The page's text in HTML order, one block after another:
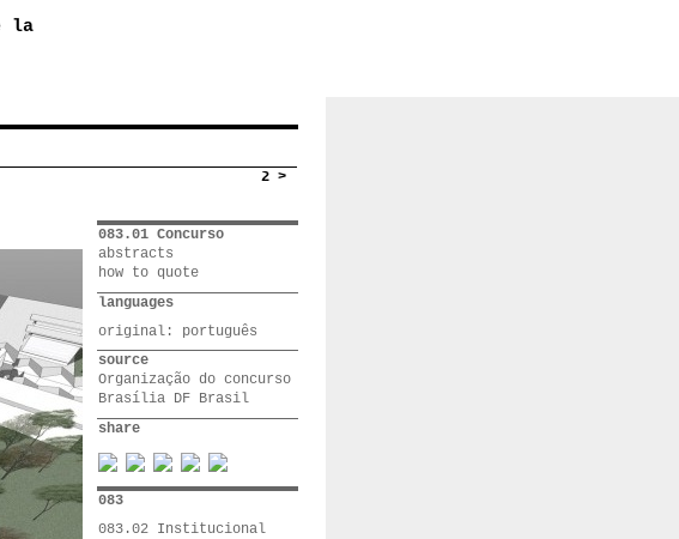
la
2 >
083.01 Concurso
abstracts
how to quote
languages
original: português
source
Organização do concurso
Brasília DF Brasil
share
083
083.02 Institucional